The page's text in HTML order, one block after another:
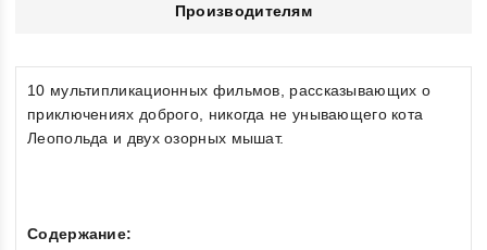
Производителям
10 мультипликационных фильмов, рассказывающих о
приключениях доброго, никогда не унывающего кота
Леопольда и двух озорных мышат.
Содержание: